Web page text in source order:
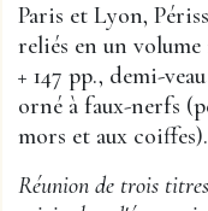
Paris et Lyon,
reliés en un volume
+ 147 pp., demi-
orné à faux-nerfs
mors et aux coiffes).
Réunion de trois